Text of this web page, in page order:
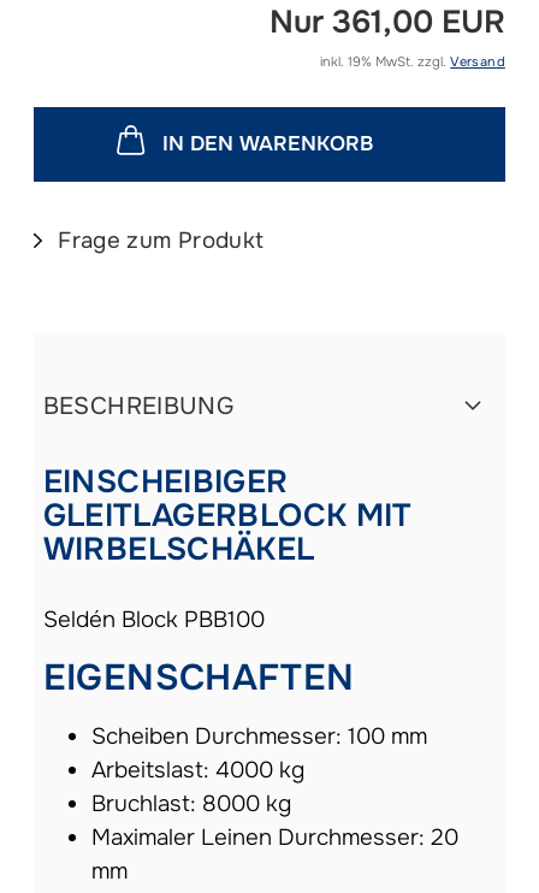
Nur 361,00 EUR
inkl. 19% MwSt. zzgl.Versand
IN DEN WARENKORB
Frage zum Produkt
BESCHREIBUNG
EINSCHEIBIGER
GLEITLAGERBLOCK MIT
WIRBELSCHÄKEL
Seldén Block PBB100
EIGENSCHAFTEN
Scheiben Durchmesser: 100 mm
Arbeitslast: 4000 kg
Bruchlast: 8000 kg
Maximaler Leinen Durchmesser: 20
mm